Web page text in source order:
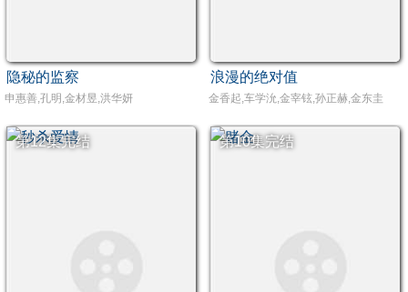
隐秘的监察
申惠善,孔明,金材昱,洪华妍
浪漫的绝对值
金香起,车学沇,金宰铉,孙正赫,金东圭
第12集完结 第10集完结